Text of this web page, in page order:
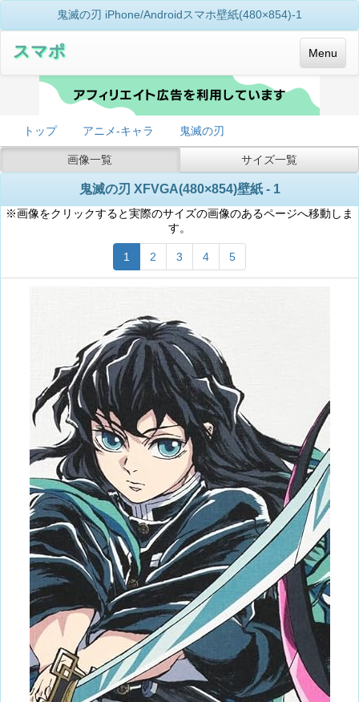
鬼滅の刃 iPhone/Androidスマホ壁紙(480×854)-1
Menu
スマポ
トップ アニメ-キャラ 鬼滅の刃
画像一覧 サイズ一覧
鬼滅の刃 XFVGA(480×854)壁紙 - 1
※画像をクリックすると実際のサイズの画像のあるページへ移動しま
す。
1 2 3 4 5